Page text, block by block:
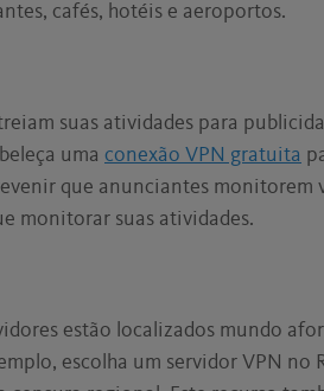
cafés, hotéis e aeroportos.
suas atividades para
uma conexão VPN gratuita
que anunciantes monitorem
monitorar suas atividades.
estão localizados mundo
escolha um servidor VPN no